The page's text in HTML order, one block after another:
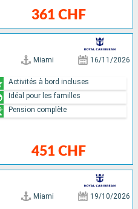
361 CHF
Miami 16/11/2026
451 CHF
Activités à bord incluses
Idéal pour les familles
Pension complète
Miami 19/10/2026